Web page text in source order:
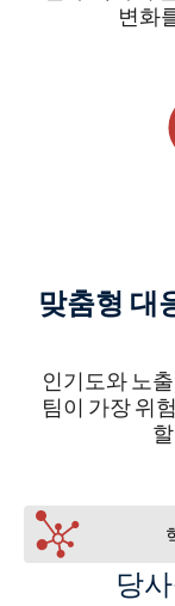
변화
맞춤형 대
인기도와 노
팀이 가장 위
당